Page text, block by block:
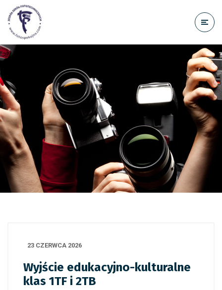
treści
23 CZERWCA 2026
Wyjście edukacyjno-kulturalne
klas 1TF i 2TB